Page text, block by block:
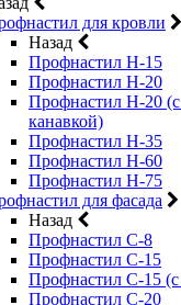
для кровли
Назад
Профнастил Н-15
Профнастил Н-20
Профнастил Н-20
канавкой)
Профнастил Н-35
Профнастил Н-60
Профнастил Н-75
для фасада
Назад
Профнастил С-8
Профнастил С-15
Профнастил С-15
Профнастил С-20